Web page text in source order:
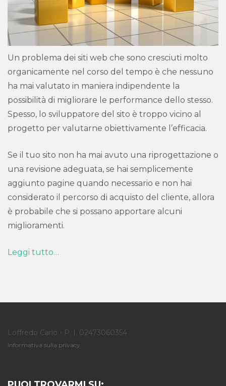
Un problema dei siti web che sono cresciuti molto
organicamente nel corso del tempo è che nessuno
ha mai valutato in maniera indipendente la
possibilità di migliorare le performance dello stesso.
Spesso, lo sviluppatore del sito è troppo vicino al
progetto per valutarne obiettivamente l’efficacia.
Se il tuo sito non ha mai avuto una riprogettazione o
una revisione adeguata, se hai semplicemente
aggiunto pagine quando necessario e non hai
considerato il percorso di acquisto del cliente, allora
è probabile che si possano apportare alcuni
miglioramenti.
Leggi tutto…
Loffredo Carlo - P. I. 02473060354
Informativa sulla privacy